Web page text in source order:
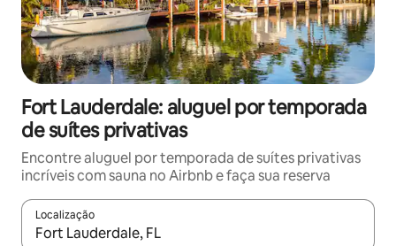
Fort Lauderdale: aluguel por temporada
de suítes privativas
Encontre aluguel por temporada de suítes privativas
incríveis com sauna no Airbnb e faça sua reserva
Localização
Quando os resultados estiverem disponíveis, explore-os